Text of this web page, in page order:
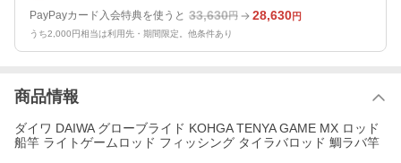
PayPayカード入会特典を使うと 33,630円 28,630円
うち2,000円相当は利用先・期間限定。他条件あり
商品情報
ダイワ DAIWA グローブライド KOHGA TENYA GAME MX ロッド
船竿 ライトゲームロッド フィッシング タイラバロッド 鯛ラバ竿